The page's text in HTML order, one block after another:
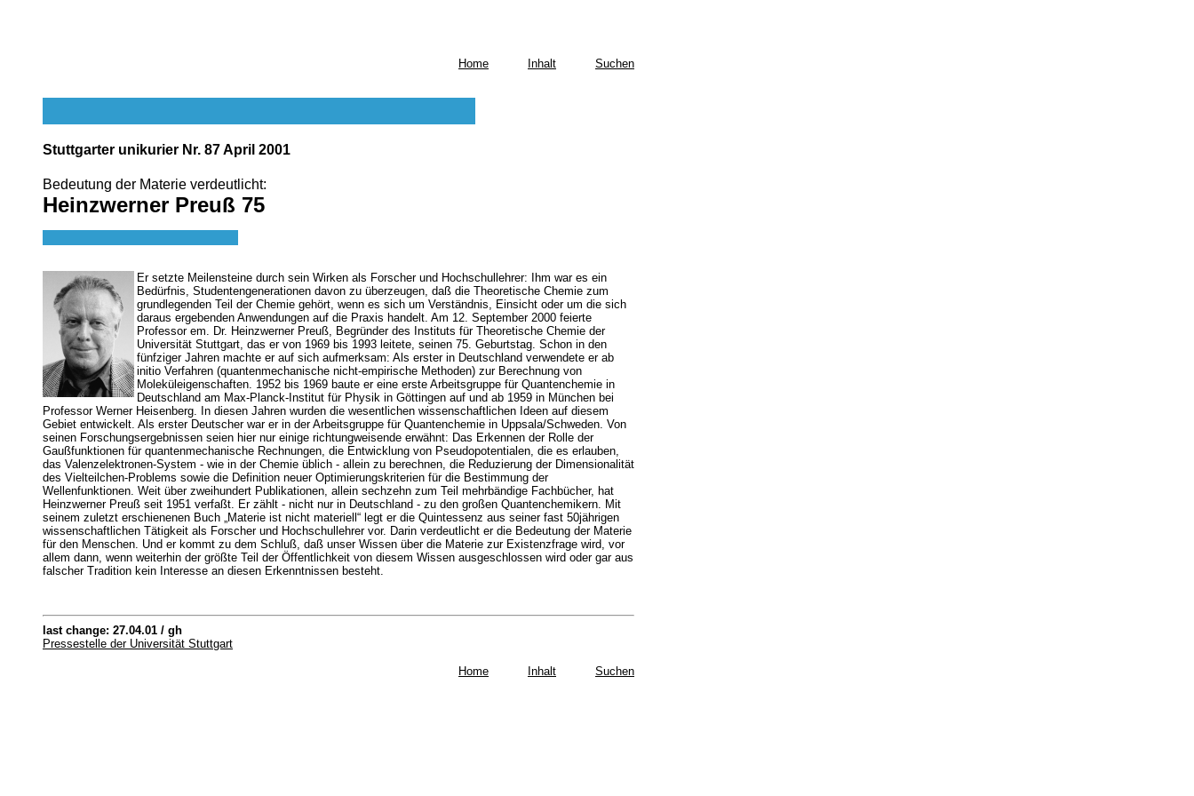
Home Inhalt Suchen
Stuttgarter unikurier Nr. 87 April 2001
Bedeutung der Materie verdeutlicht:
Heinzwerner Preuß 75
Er setzte Meilensteine durch sein Wirken als Forscher und Hochschullehrer: Ihm war es ein
Bedürfnis, Studentengenerationen davon zu überzeugen, daß die Theoretische Chemie zum
grundlegenden Teil der Chemie gehört, wenn es sich um Verständnis, Einsicht oder um die sich
daraus ergebenden Anwendungen auf die Praxis handelt. Am 12. September 2000 feierte
Professor em. Dr. Heinzwerner Preuß, Begründer des Instituts für Theoretische Chemie der
Universität Stuttgart, das er von 1969 bis 1993 leitete, seinen 75. Geburtstag. Schon in den
fünfziger Jahren machte er auf sich aufmerksam: Als erster in Deutschland verwendete er ab
initio Verfahren (quantenmechanische nicht-empirische Methoden) zur Berechnung von
Moleküleigenschaften. 1952 bis 1969 baute er eine erste Arbeitsgruppe für Quantenchemie in
Deutschland am Max-Planck-Institut für Physik in Göttingen auf und ab 1959 in München bei
Professor Werner Heisenberg. In diesen Jahren wurden die wesentlichen wissenschaftlichen Ideen auf diesem
Gebiet entwickelt. Als erster Deutscher war er in der Arbeitsgruppe für Quantenchemie in Uppsala/Schweden. Von
seinen Forschungsergebnissen seien hier nur einige richtungweisende erwähnt: Das Erkennen der Rolle der
Gaußfunktionen für quantenmechanische Rechnungen, die Entwicklung von Pseudopotentialen, die es erlauben,
das Valenzelektronen-System - wie in der Chemie üblich - allein zu berechnen, die Reduzierung der Dimensionalität
des Vielteilchen-Problems sowie die Definition neuer Optimierungskriterien für die Bestimmung der
Wellenfunktionen. Weit über zweihundert Publikationen, allein sechzehn zum Teil mehrbändige Fachbücher, hat
Heinzwerner Preuß seit 1951 verfaßt. Er zählt - nicht nur in Deutschland - zu den großen Quantenchemikern. Mit
seinem zuletzt erschienenen Buch „Materie ist nicht materiell“ legt er die Quintessenz aus seiner fast 50jährigen
wissenschaftlichen Tätigkeit als Forscher und Hochschullehrer vor. Darin verdeutlicht er die Bedeutung der Materie
für den Menschen. Und er kommt zu dem Schluß, daß unser Wissen über die Materie zur Existenzfrage wird, vor
allem dann, wenn weiterhin der größte Teil der Öffentlichkeit von diesem Wissen ausgeschlossen wird oder gar aus
falscher Tradition kein Interesse an diesen Erkenntnissen besteht.
last change: 27.04.01 / gh
Pressestelle der Universität Stuttgart
Home Inhalt Suchen